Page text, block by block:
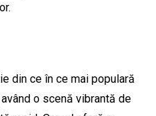
din ce în ce mai populară
o scenă vibrantă de